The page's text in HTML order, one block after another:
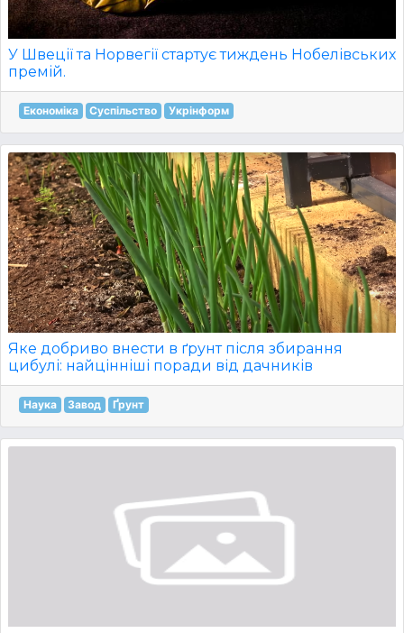
У Швеції та Норвегії стартує тиждень Нобелівських
премій.
Економіка Суспільство Укрінформ
Яке добриво внести в ґрунт після збирання
цибулі: найцінніші поради від дачників
Наука Завод Ґрунт